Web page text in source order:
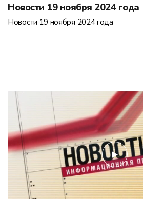
Новости 19 ноября 2024 года
Новости 19 ноября 2024 года
play